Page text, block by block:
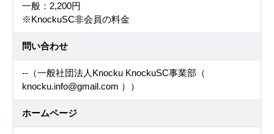
一般：2,200円
※KnockuSC非会員の料金
問い合わせ
--（一般社団法人Knocku KnockuSC事業部（
knocku.info@gmail.com ））
ホームページ